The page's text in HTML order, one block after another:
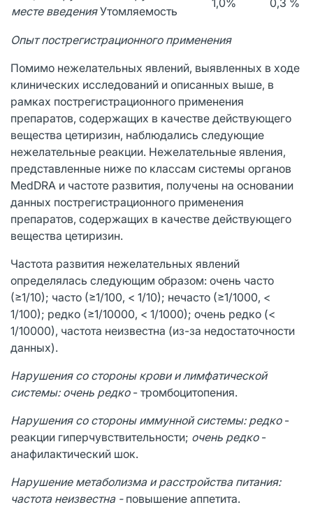
месте введенияУтомляемость
Опыт пострегистрационного применения
Помимо нежелательных явлений, выявленных в ходе
клинических исследований и описанных выше, в
рамках пострегистрационного применения
препаратов, содержащих в качестве действующего
вещества цетиризин, наблюдались следующие
нежелательные реакции. Нежелательные явления,
представленные ниже по классам системы органов
MedDRA и частоте развития, получены на основании
данных пострегистрационного применения
препаратов, содержащих в качестве действующего
вещества цетиризин.
Частота развития нежелательных явлений
определялась следующим образом: очень часто
(≥1/10); часто (≥1/100, < 1/10); нечасто (≥1/1000, <
1/100); редко (≥1/10000, < 1/1000); очень редко (<
1/10000), частота неизвестна (из-за недостаточности
данных).
Нарушения со стороны крови и лимфатической
системы: очень редко- тромбоцитопения.
Нарушения со стороны иммунной системы: редко-
реакции гиперчувствительности; очень редко -
анафилактический шок.
Нарушение метаболизма и расстройства питания:
частота неизвестна -повышение аппетита.